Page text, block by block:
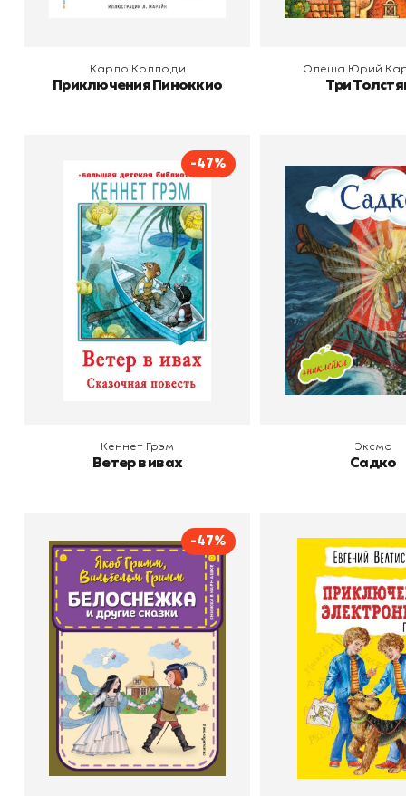
Карло Коллоди
Приключения Пиноккио
Олеша Юрий
Три
-47%
Ветер в ивах
Кеннет Грэм
Издательство
В корзину
Кеннет Грэм
Ветер в ивах
Садко
Издательство
В корзину
Эксмо
Садко
-47%
Белоснежка и другие
сказки
Автор
Братья Гримм
Издательство
Эксмодетство
В корзину
Издательство
В корзину